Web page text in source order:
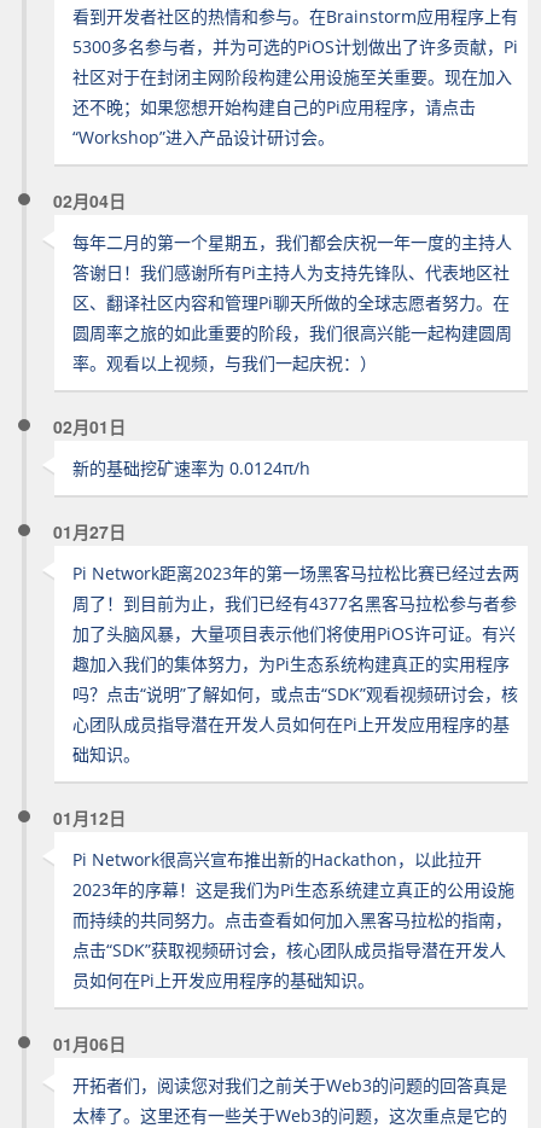
看到开发者社区的热情和参与。在Brainstorm应用程序上有
5300多名参与者，并为可选的PiOS计划做出了许多贡献，Pi
社区对于在封闭主网阶段构建公用设施至关重要。现在加入
还不晚；如果您想开始构建自己的Pi应用程序，请点击
“Workshop”进入产品设计研讨会。
02月04日
每年二月的第一个星期五，我们都会庆祝一年一度的主持人
答谢日！我们感谢所有Pi主持人为支持先锋队、代表地区社
区、翻译社区内容和管理Pi聊天所做的全球志愿者努力。在
圆周率之旅的如此重要的阶段，我们很高兴能一起构建圆周
率。观看以上视频，与我们一起庆祝：）
02月01日
新的基础挖矿速率为 0.0124π/h
01月27日
Pi Network距离2023年的第一场黑客马拉松比赛已经过去两
周了！到目前为止，我们已经有4377名黑客马拉松参与者参
加了头脑风暴，大量项目表示他们将使用PiOS许可证。有兴
趣加入我们的集体努力，为Pi生态系统构建真正的实用程序
吗？点击“说明”了解如何，或点击“SDK”观看视频研讨会，核
心团队成员指导潜在开发人员如何在Pi上开发应用程序的基
础知识。
01月12日
Pi Network很高兴宣布推出新的Hackathon，以此拉开
2023年的序幕！这是我们为Pi生态系统建立真正的公用设施
而持续的共同努力。点击查看如何加入黑客马拉松的指南，
点击“SDK”获取视频研讨会，核心团队成员指导潜在开发人
员如何在Pi上开发应用程序的基础知识。
01月06日
开拓者们，阅读您对我们之前关于Web3的问题的回答真是
太棒了。这里还有一些关于Web3的问题，这次重点是它的